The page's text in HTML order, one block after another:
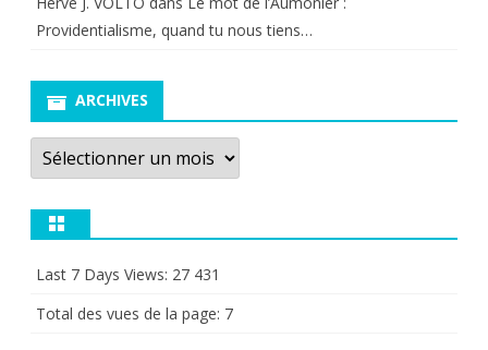
Providentialisme, quand tu nous tiens…
ARCHIVES
Archives
Last 7 Days Views: 27 431
Total des vues de la page: 7